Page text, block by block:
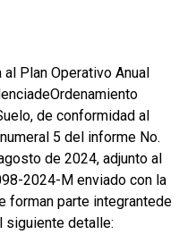
Plan Operativo Anual
de conformidad al
5 del informe No.
de 2024, adjunto al
2024-M enviado con la
forman parte integrantede
siguiente detalle: